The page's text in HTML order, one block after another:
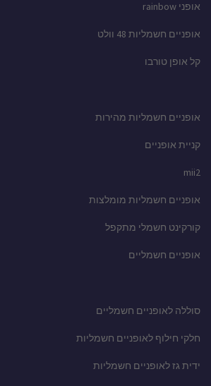
אופני rainbow
אופניים חשמליות 48 וולט
קל אופן טורבו
אופניים חשמליות מהירות
קניית אופניים
mii2
אופניים חשמליות מומלצות
קורקינט חשמלי מתקפל
אופניים חשמליים
סוללה לאופניים חשמליים
חלקי חילוף לאופניים חשמליות
ידית גז לאופניים חשמליות